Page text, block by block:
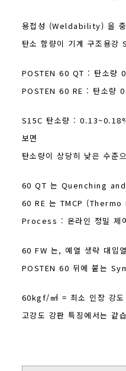
용접성 (Weldability) 을 중
탄소 함량이 기계 구조용강
POSTEN 60 QT : 탄소량
POSTEN 60 RE : 탄소량
S15C 탄소량 :
보면
탄소량이 상당히 낮은 수준
60 QT 는 Quenching
60 RE 는 TMCP
Process : 온라인 정밀 제
60 FW 는, 예열 생략 대입
POSTEN 60 뒤에 붙는
60kgf/㎟ = 최소 인장 강
고강도 강판 특징에서는 같